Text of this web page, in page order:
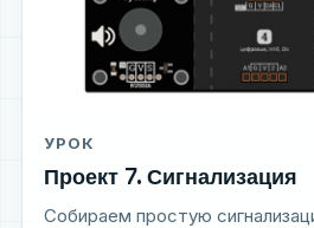
УРОК
Проект 7. Сигнализация
Собираем простую